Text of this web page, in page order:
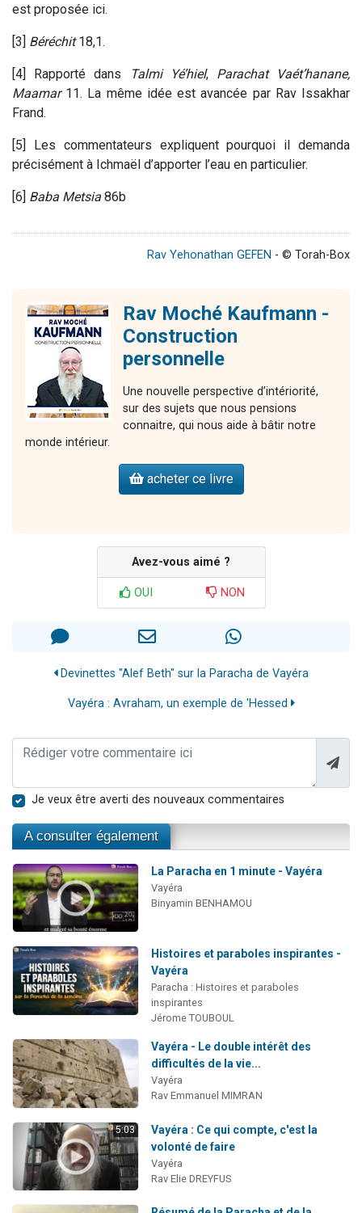
est proposée ici.
[3] Béréchit18,1.
[4] Rapporté dans Talmi Yé’hiel, Parachat Vaét’hanane,
Maamar11. La même idée est avancée par Rav Issakhar
Frand.
[5] Les commentateurs expliquent pourquoi il demanda
précisément à Ichmaël d’apporter l’eau en particulier.
[6] Baba Metsia 86b
Rav Yehonathan GEFEN - © Torah-Box
Rav Moché Kaufmann -
Construction
personnelle
Une nouvelle perspective d’intériorité,
sur des sujets que nous pensions
connaitre, qui nous aide à bâtir notre
monde intérieur.
acheter ce livre
Avez-vous aimé ?
OUI NON
Devinettes "Alef Beth" sur la Paracha de Vayéra
Vayéra : Avraham, un exemple de 'Hessed
Je veux être averti des nouveaux commentaires
A consulter également
La Paracha en 1 minute - Vayéra
Vayéra
Binyamin BENHAMOU
Histoires et paraboles inspirantes -
Vayéra
Paracha : Histoires et paraboles
inspirantes
Jérome TOUBOUL
Vayéra - Le double intérêt des
difficultés de la vie...
Vayéra
Rav Emmanuel MIMRAN
5:03
Vayéra : Ce qui compte, c'est la
volonté de faire
Vayéra
Rav Elie DREYFUS